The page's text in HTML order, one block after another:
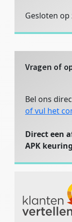
Gesloten
Vragen of
Bel ons
of vul het
Direct een
APK keuring